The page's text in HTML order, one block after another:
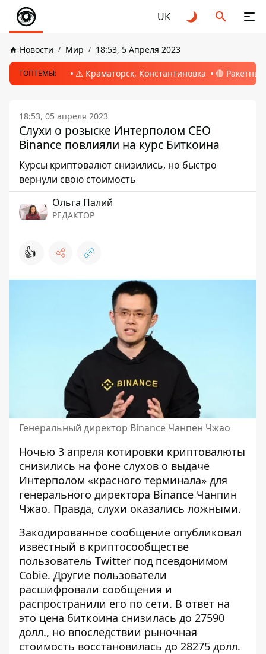
UK
Новости Мир 18:53, 5 Апреля 2023
ТОПТЕМЫ: ⚠️ Краматорск, Константиновка 🔴
18:53, 05 апреля 2023
Слухи о розыске Интерполом СЕО
Binance повлияли на курс Биткоина
Курсы криптовалют снизились, но быстро
вернули свою стоимость
Ольга Палий
РЕДАКТОР
👍
Генеральный директор Binance Чанпен Чжао
Ночью 3 апреля котировки криптовалюты
снизились на фоне слухов о выдаче
Интерполом «красного терминала» для
генерального директора Binance Чанпин
Чжао. Правда, слухи оказались ложными.
Закодированное сообщение опубликовал
известный в криптосообществе
пользователь Twitter под псевдонимом
Cobie. Другие пользователи
расшифровали сообщения и
распространили его по сети. В ответ на
это цена биткоина снизилась до 27590
долл., но впоследствии рыночная
стоимость восстановилась до 28275 долл.